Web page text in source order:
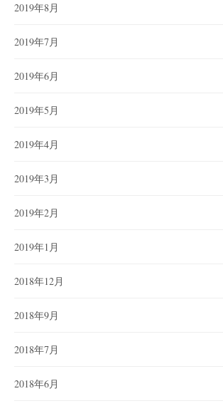
2019年8月
2019年7月
2019年6月
2019年5月
2019年4月
2019年3月
2019年2月
2019年1月
2018年12月
2018年9月
2018年7月
2018年6月